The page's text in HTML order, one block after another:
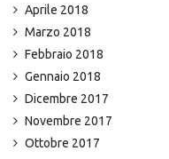
Aprile 2018
Marzo 2018
Febbraio 2018
Gennaio 2018
Dicembre 2017
Novembre 2017
Ottobre 2017